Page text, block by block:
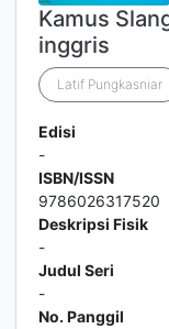
Kamus
inggris
Latif Pungkasniar
Edisi
-
ISBN/ISSN
9786026317520
Deskripsi Fisik
-
Judul Seri
-
No. Panggil